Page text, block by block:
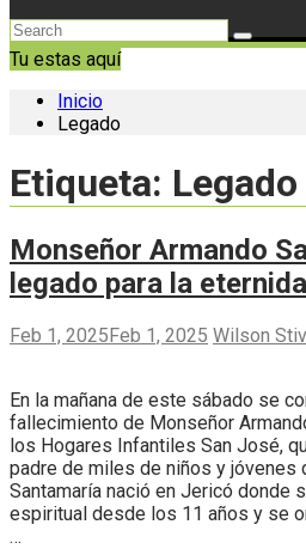
Tu estas aquí
Inicio
Legado
Etiqueta: Legado
Monseñor Armando
legado para la
Feb 1, 2025Feb 1, 2025 Wilson
En la mañana de este sábado se
fallecimiento de Monseñor
los Hogares Infantiles San José,
padre de miles de niños y jóvenes
Santamaría nació en Jericó donde
espiritual desde los 11 años y se
…